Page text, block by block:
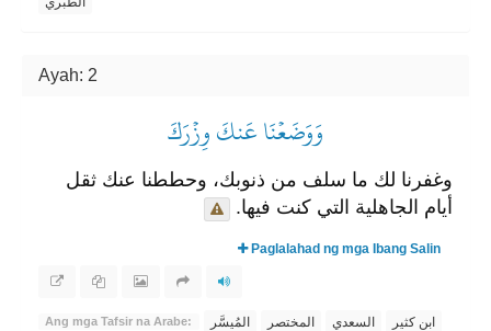
Ayah: 2
وَوَضَعۡنَا عَنكَ وِزۡرَكَ
وغفرنا لك ما سلف من ذنوبك، وحططنا عنك ثقل
أيام الجاهلية التي كنت فيها.
Paglalahad ng mga Ibang Salin
Ang mga Tafsir na Arabe: المُيسَّر المختصر السعدي
ابن كثير